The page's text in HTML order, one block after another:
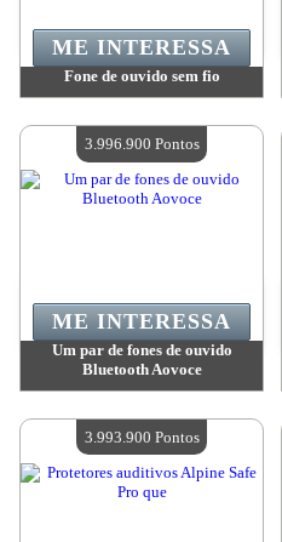
Fone de ouvido sem fio
Quantidade disponível:4
ME INTERESSA
Um par de fones de ouvido
Bluetooth Aovoce
Quantidade disponível:4
ME INTERESSA
3.996.900 Pontos
3.993.900 Pontos